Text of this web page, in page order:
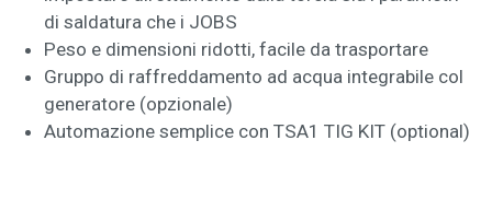
di saldatura che i JOBS
Peso e dimensioni ridotti, facile da trasportare
Gruppo di raffreddamento ad acqua integrabile col
generatore (opzionale)
Automazione semplice con TSA1 TIG KIT (optional)